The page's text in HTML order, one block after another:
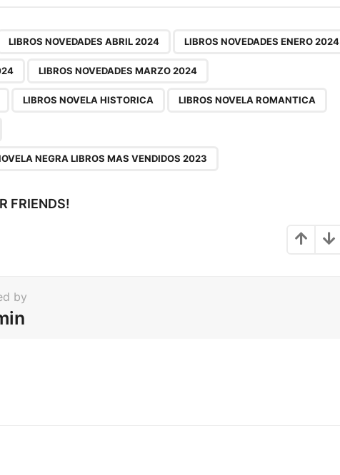
LIBROS NOVEDADES ABRIL 2024 LIBROS NOVEDADES ENERO 2024
LIBROS NOVEDADES MARZO 2024
LIBROS NOVELA HISTORICA LIBROS NOVELA ROMANTICA
NEGRA LIBROS MAS VENDIDOS 2023
FRIENDS!
by